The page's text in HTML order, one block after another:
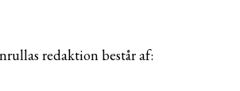
redaktion består af: